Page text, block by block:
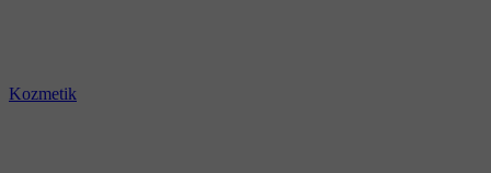
Kozmetik